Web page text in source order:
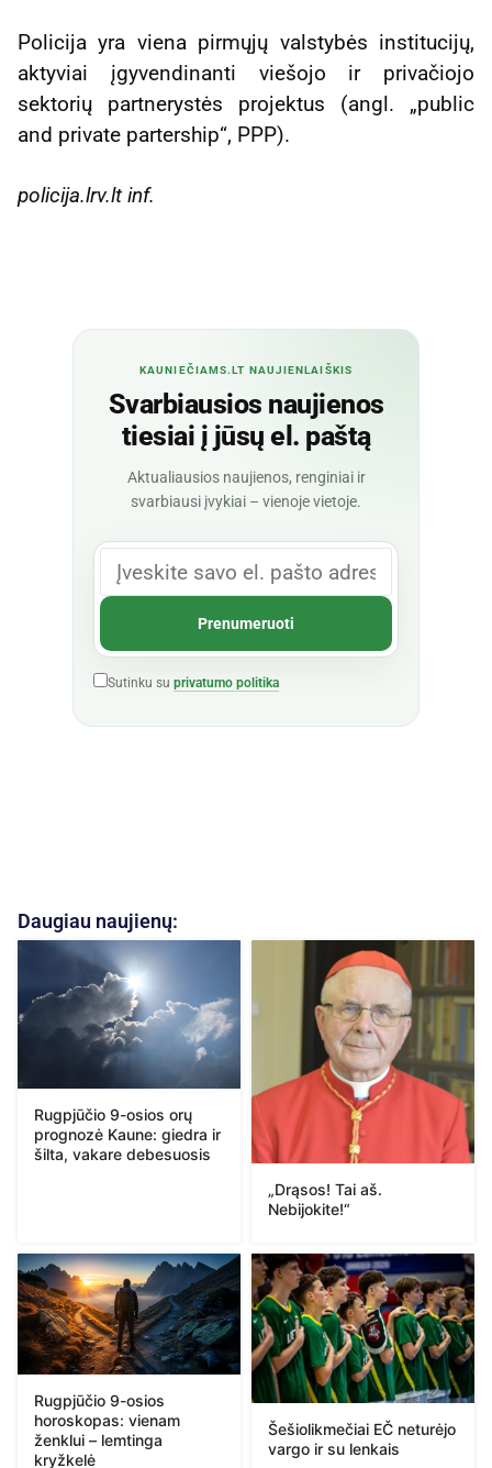
Policija yra viena pirmųjų valstybės institucijų,
aktyviai įgyvendinanti viešojo ir privačiojo
sektorių partnerystės projektus (angl. „public
and private partership“, PPP).
policija.lrv.lt inf.
KAUNIEČIAMS.LT NAUJIENLAIŠKIS
Svarbiausios naujienos
tiesiai į jūsų el. paštą
Aktualiausios naujienos, renginiai ir
svarbiausi įvykiai – vienoje vietoje.
Sutinku su privatumo politika
Daugiau naujienų:
Rugpjūčio 9-osios orų
prognozė Kaune: giedra ir
šilta, vakare debesuosis
„Drąsos! Tai aš.
Nebijokite!“
Rugpjūčio 9-osios
horoskopas: vienam
ženklui – lemtinga
kryžkelė
Šešiolikmečiai EČ neturėjo
vargo ir su lenkais